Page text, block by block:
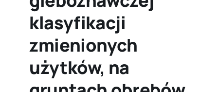
klasyfikacji
zmienionych
użytków, na